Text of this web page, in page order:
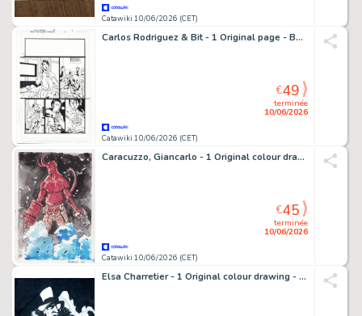
Catawiki 10/06/2026 (CET)
Carlos Rodriguez & Bit - 1 Original page - Batman and the Outsiders - #2 Page 8
Catawiki 10/06/2026 (CET)
terminée
10/06/2026
€49
Caracuzzo, Giancarlo - 1 Original colour drawing - Hellboy - 2025
Catawiki 10/06/2026 (CET)
terminée
10/06/2026
€45
Elsa Charretier - 1 Original colour drawing - Batman - Le Pingouin - 2013